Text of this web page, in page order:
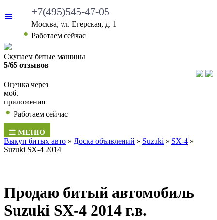
+7(495)545-47-05
Москва, ул. Егерская, д. 1
Работаем сейчас
Скупаем битые машины
5/65 отзывов
Оценка через
моб.
приложения:
Работаем сейчас
МЕНЮ
Выкуп битых авто » Доска объявлений » Suzuki » SX-4 »
Suzuki SX-4 2014
Продаю битый автомобиль
Suzuki SX-4 2014 г.в.